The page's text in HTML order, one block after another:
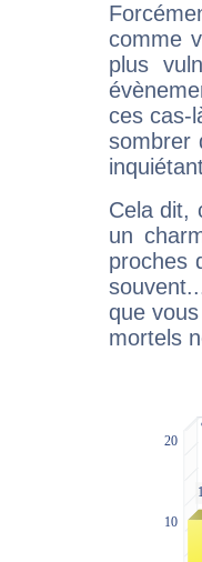
comme
plus
ces cas-
sombrer
Cela dit,
un
proches
que
mortels